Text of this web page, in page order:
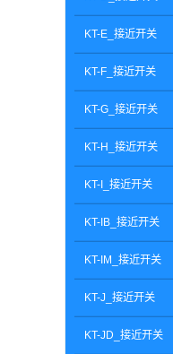
KT-E_接近开关
KT-F_接近开关
KT-G_接近开关
KT-H_接近开关
KT-I_接近开关
KT-IB_接近开关
KT-IM_接近开关
KT-J_接近开关
KT-JD_接近开关